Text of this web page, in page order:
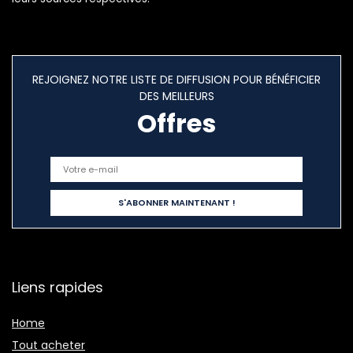
REJOIGNEZ NOTRE LISTE DE DIFFUSION POUR BÉNÉFICIER
DES MEILLEURS
Offres
Liens rapides
Home
Tout acheter